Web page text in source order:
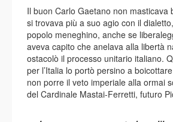
Il buon Carlo Gaetano non masticava
si trovava più a suo agio con il
popolo meneghino, anche se
aveva capito che anelava alla libertà
ostacolò il processo unitario italiano.
per l’Italia lo portò persino a
non porre il veto imperiale alla ormai
del Cardinale Mastai-Ferretti, futuro